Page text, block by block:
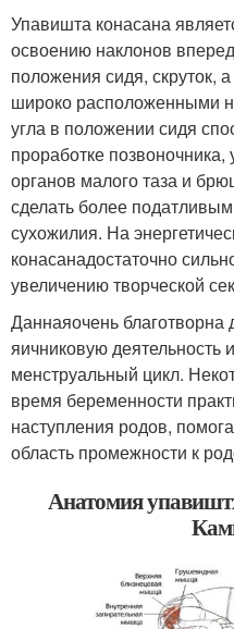
Упавишта конасана
освоению наклонов
положения сидя, скруток,
широко расположенными
угла в положении сидя
проработке
органов малого таза и
сделать более
сухожилия. На
конасанадостаточно
увеличению творческой
Даннаяочень благотворна
яичниковую деятельность
менструальный цикл.
время беременности
наступления родов,
область промежности к
Анатомия